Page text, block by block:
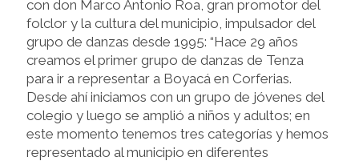
con don Marco Antonio Roa, gran promotor del
folclor y la cultura del municipio, impulsador del
grupo de danzas desde 1995: “Hace 29 años
creamos el primer grupo de danzas de Tenza
para ir a representar a Boyacá en Corferias.
Desde ahí iniciamos con un grupo de jóvenes del
colegio y luego se amplió a niños y adultos; en
este momento tenemos tres categorías y hemos
representado al municipio en diferentes